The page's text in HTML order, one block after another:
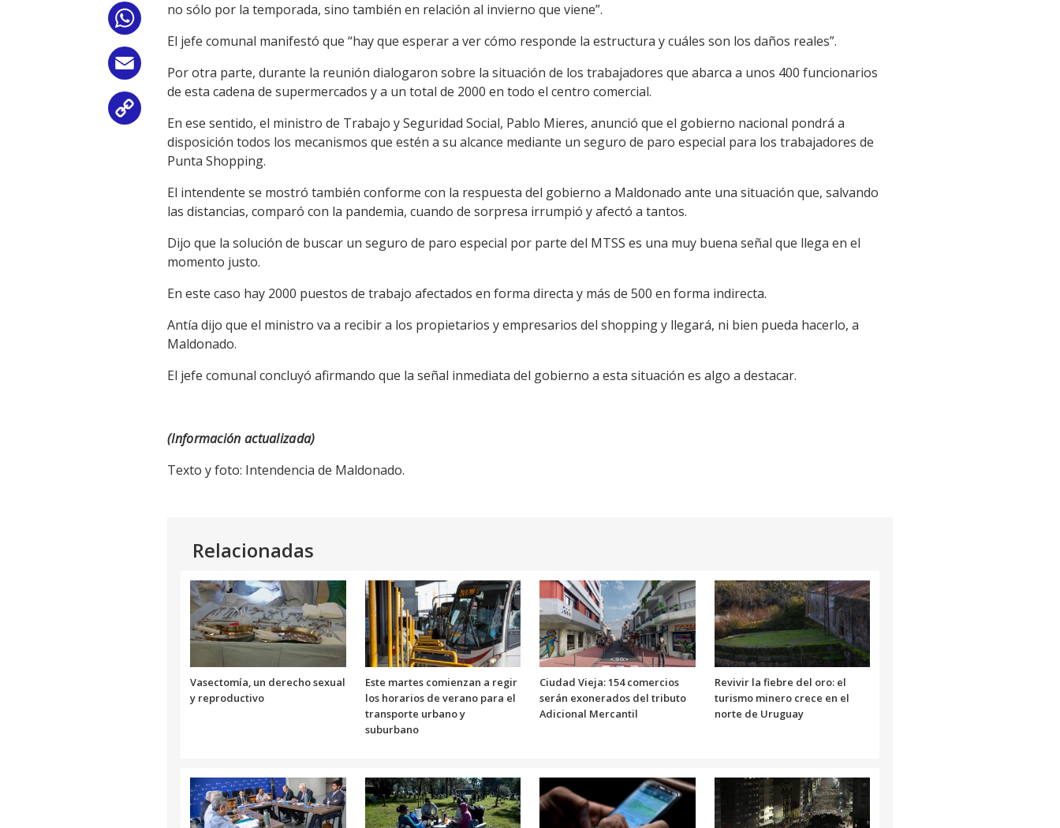
Email
Link
no sólo por la temporada, sino también en relación al invierno que viene”.
El jefe comunal manifestó que “hay que esperar a ver cómo responde la estructura y cuáles son los daños reales”.
Por otra parte, durante la reunión dialogaron sobre la situación de los trabajadores que abarca a unos 400 funcionarios
de esta cadena de supermercados y a un total de 2000 en todo el centro comercial.
En ese sentido, el ministro de Trabajo y Seguridad Social, Pablo Mieres, anunció que el gobierno nacional pondrá a
disposición todos los mecanismos que estén a su alcance mediante un seguro de paro especial para los trabajadores de
Punta Shopping.
El intendente se mostró también conforme con la respuesta del gobierno a Maldonado ante una situación que, salvando
las distancias, comparó con la pandemia, cuando de sorpresa irrumpió y afectó a tantos.
Dijo que la solución de buscar un seguro de paro especial por parte del MTSS es una muy buena señal que llega en el
momento justo.
En este caso hay 2000 puestos de trabajo afectados en forma directa y más de 500 en forma indirecta.
Antía dijo que el ministro va a recibir a los propietarios y empresarios del shopping y llegará, ni bien pueda hacerlo, a
Maldonado.
El jefe comunal concluyó afirmando que la señal inmediata del gobierno a esta situación es algo a destacar.
(Información actualizada)
Texto y foto: Intendencia de Maldonado.
Relacionadas
Vasectomía, un derecho sexual
y reproductivo
Este martes comienzan a regir
los horarios de verano para el
transporte urbano y
suburbano
Ciudad Vieja: 154 comercios
serán exonerados del tributo
Adicional Mercantil
Revivir la fiebre del oro: el
turismo minero crece en el
norte de Uruguay